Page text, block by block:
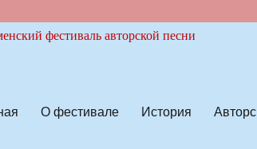
О фестивале История